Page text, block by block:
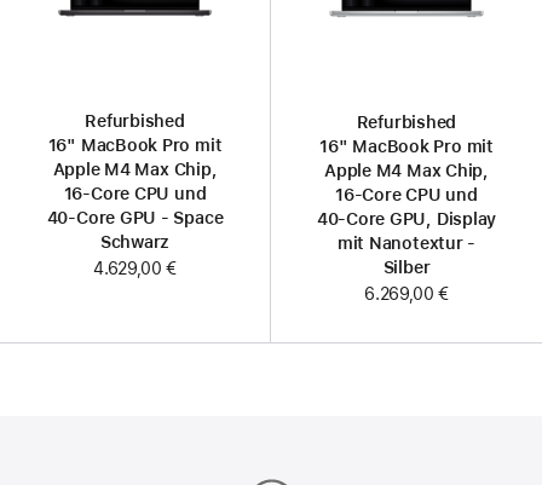
Refurbished
16" MacBook Pro mit
Apple M4 Max Chip,
16‑Core CPU und
40‑Core GPU - Space
Schwarz
4.629,00 €
Refurbished
16" MacBook Pro mit
Apple M4 Max Chip,
16‑Core CPU und
40‑Core GPU, Display
mit Nanotextur -
Silber
6.269,00 €